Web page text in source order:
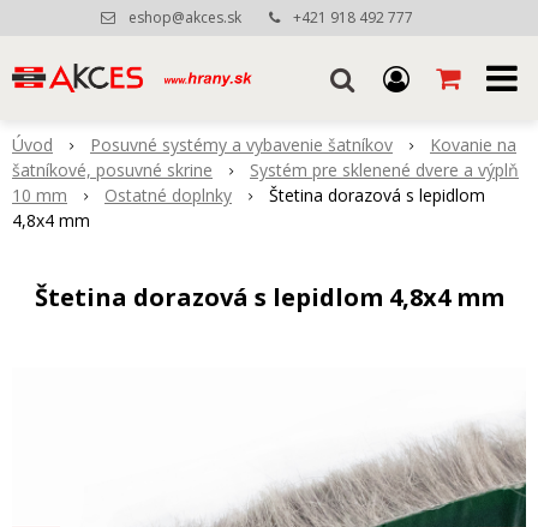
eshop@akces.sk +421 918 492 777
Úvod Posuvné systémy a vybavenie šatníkov
Kovanie na
šatníkové, posuvné skrine
Systém pre sklenené dvere a výplň
10 mm
Ostatné doplnky
Štetina dorazová s lepidlom
4,8x4 mm
Štetina dorazová s lepidlom 4,8x4 mm